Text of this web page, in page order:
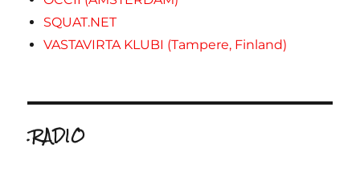
SQUAT.NET
VASTAVIRTA KLUBI (Tampere, Finland)
.RADIO